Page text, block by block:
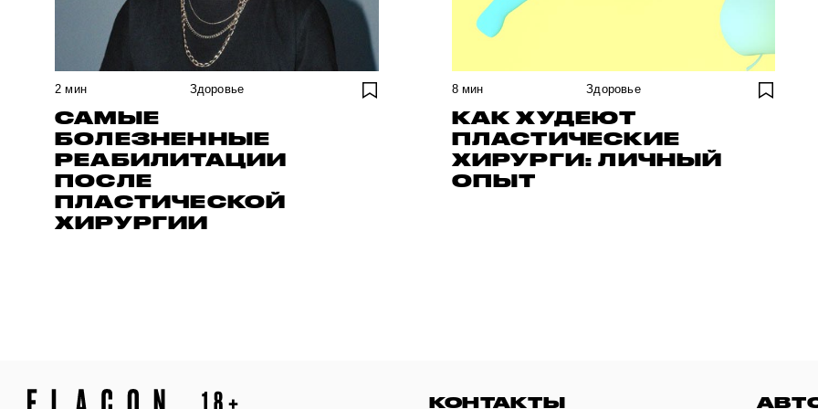
2 мин Здоровье
САМЫЕ
БОЛЕЗНЕННЫЕ
РЕАБИЛИТАЦИИ
ПОСЛЕ
ПЛАСТИЧЕСКОЙ
ХИРУРГИИ
8мин Здоровье
КАК ХУДЕЮТ
ПЛАСТИЧЕСКИЕ
ХИРУРГИ: ЛИЧНЫЙ
ОПЫТ
КОНТАКТЫ